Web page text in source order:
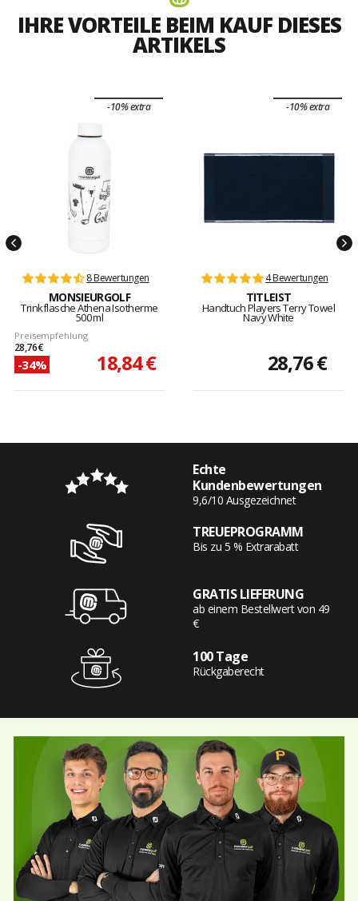
IHRE VORTEILE BEIM KAUF DIESES
ARTIKELS
-10% extra
8 Bewertungen
MONSIEURGOLF
Trinkflasche Athena Isotherme
500 ml
Preisempfehlung
28,76 €
-34% 18,84 €
-10% extra
4 Bewertungen
TITLEIST
Handtuch Players Terry Towel
Navy White
28,76 €
Echte
Kundenbewertungen
9,6/10 Ausgezeichnet
TREUEPROGRAMM
Bis zu 5 % Extrarabatt
GRATIS LIEFERUNG
ab einem Bestellwert von 49
€
100 Tage
Rückgaberecht